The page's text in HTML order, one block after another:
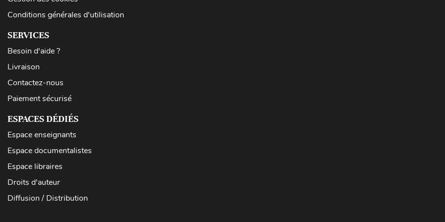
Conditions générales d'utilisation
SERVICES
Besoin d'aide ?
Livraison
Contactez-nous
Paiement sécurisé
ESPACES DÉDIÉS
Espace enseignants
Espace documentalistes
Espace libraires
Droits d'auteur
Diffusion / Distribution